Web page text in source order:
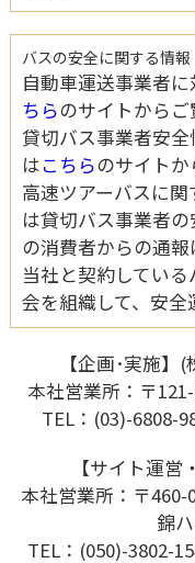
バスの安全に関する情報
自動車運送事業者
ちらのサイトからご
貸切バス事業者安
はこちらのサイトか
高速ツアーバスに
は貸切バス事業者
の消費者からの通報
当社と契約してい
会を組織して、安全
【企画･実施】
本社営業所：〒
TEL：(03)-6808-
【サイト運
本社営業所：〒
錦
TEL：(050)-3802-